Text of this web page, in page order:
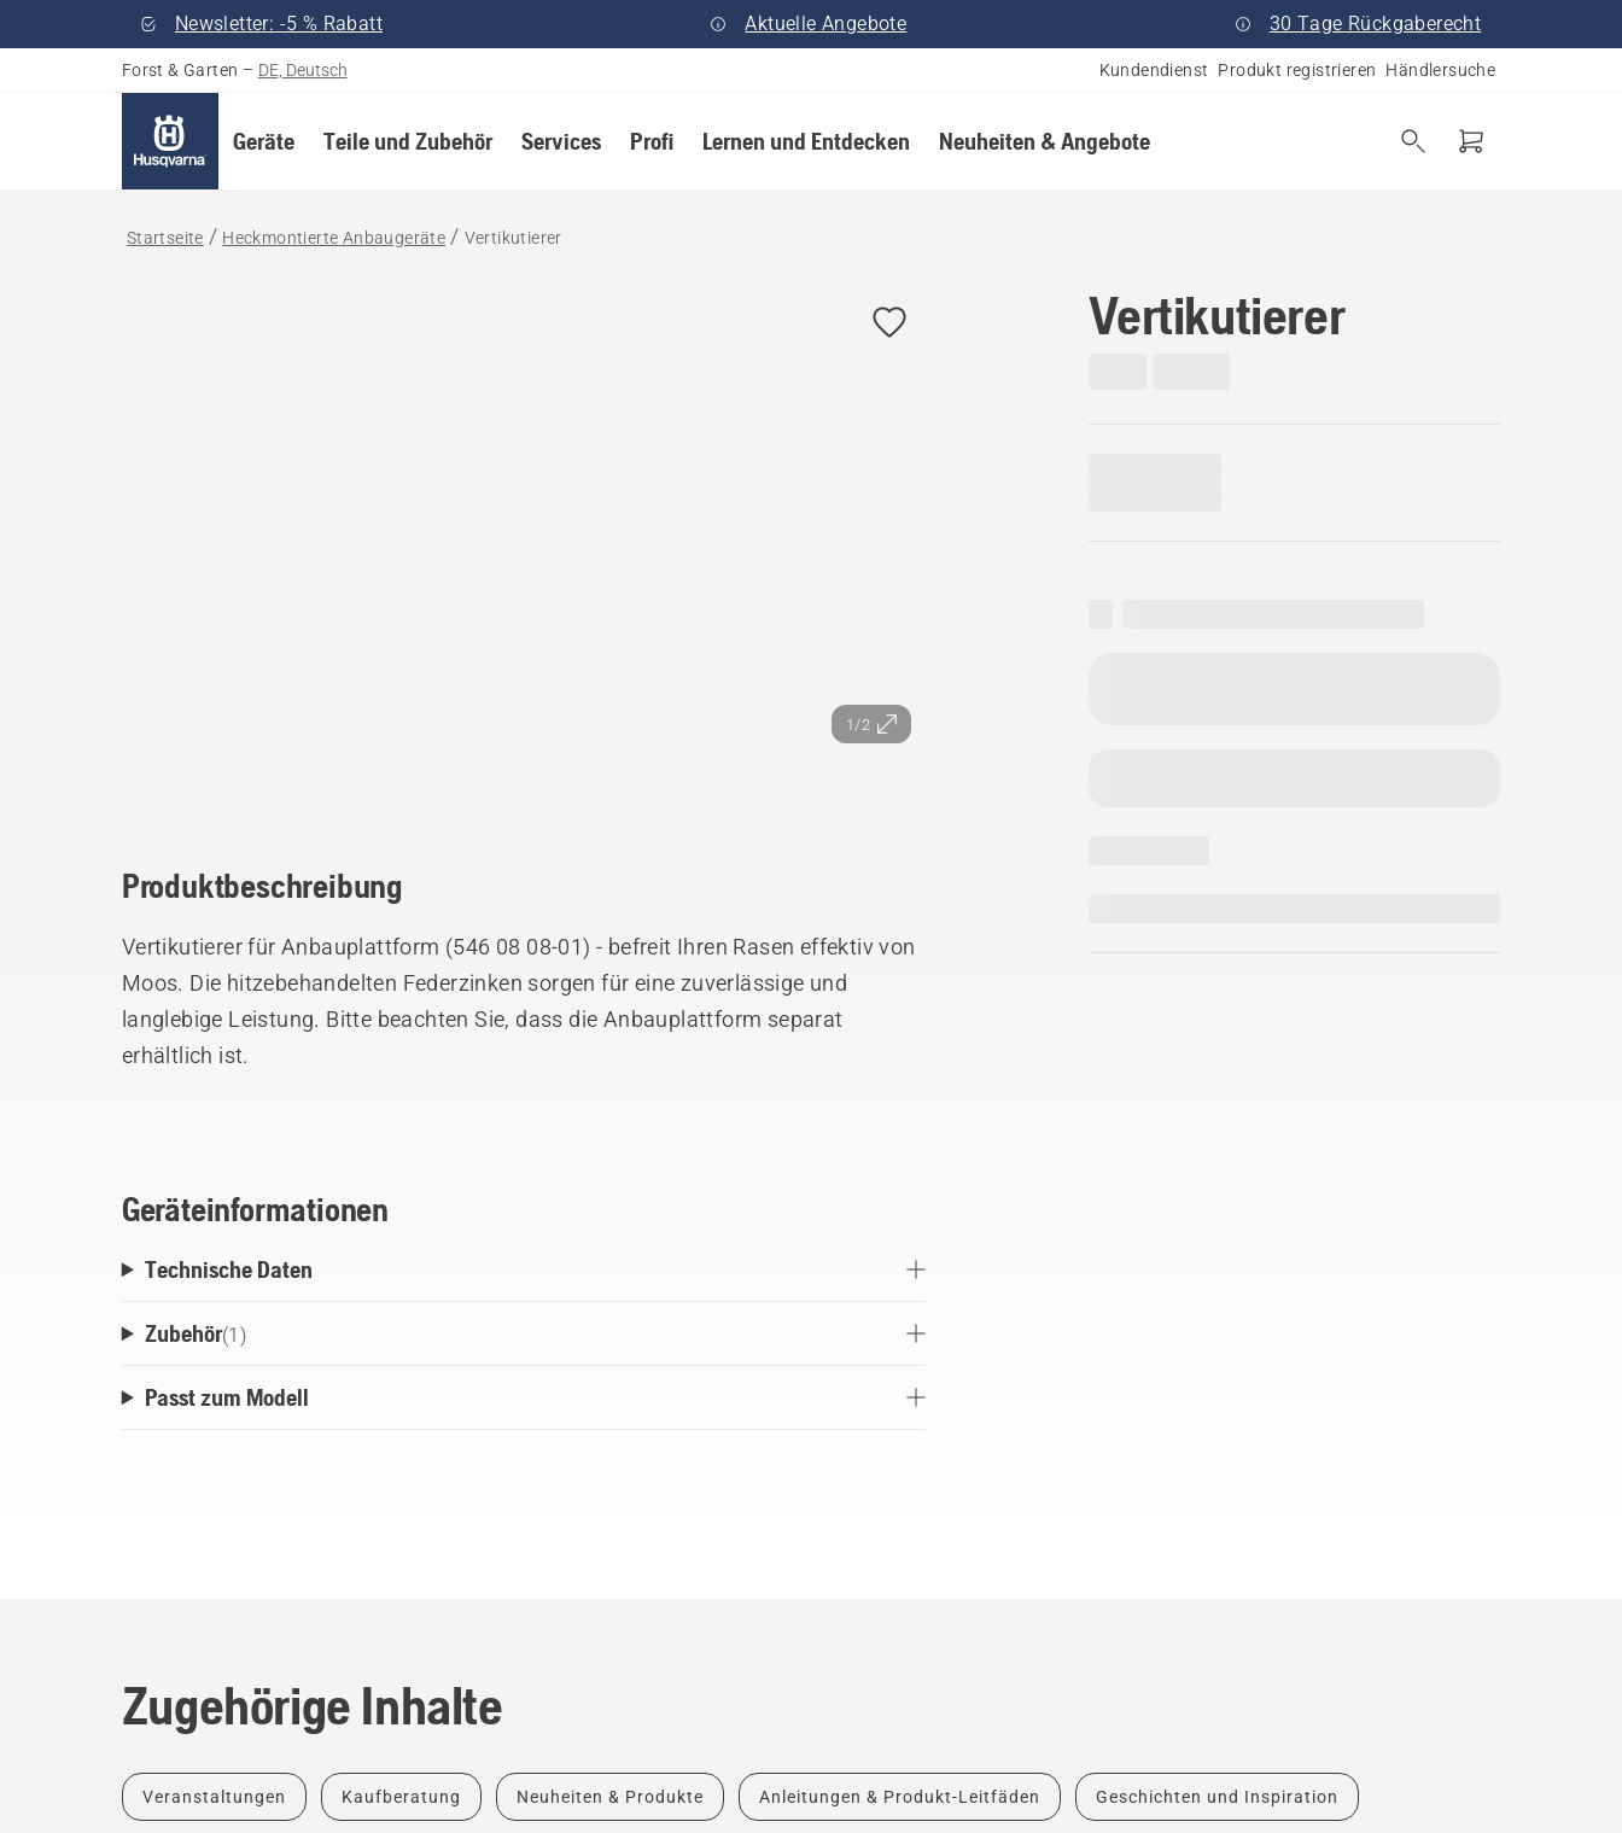
Newsletter: -5 % Rabatt Aktuelle Angebote 30 Tage Rückgaberecht
Forst & Garten – DE, Deutsch Kundendienst Produkt registrieren Händlersuche
Geräte Teile und Zubehör Services Profi Lernen und Entdecken Neuheiten & Angebote
Startseite Heckmontierte Anbaugeräte Vertikutierer
1/2
Vertikutierer
Produktbeschreibung
Vertikutierer für Anbauplattform (546 08 08-01) - befreit Ihren Rasen effektiv von
Moos. Die hitzebehandelten Federzinken sorgen für eine zuverlässige und
langlebige Leistung. Bitte beachten Sie, dass die Anbauplattform separat
erhältlich ist.
Geräteinformationen
Technische Daten
Zubehör(1 )
Passt zum Modell
Zugehörige Inhalte
Veranstaltungen Kaufberatung Neuheiten & Produkte Anleitungen & Produkt-Leitfäden Geschichten und Inspiration